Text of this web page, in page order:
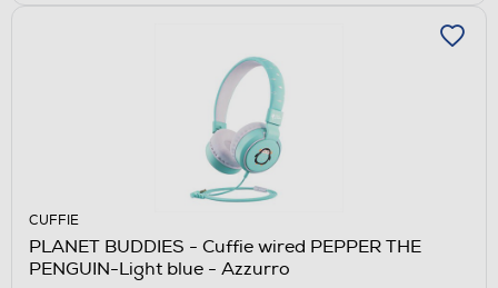
CUFFIE
PLANET BUDDIES - Cuffie wired PEPPER THE
PENGUIN-Light blue - Azzurro